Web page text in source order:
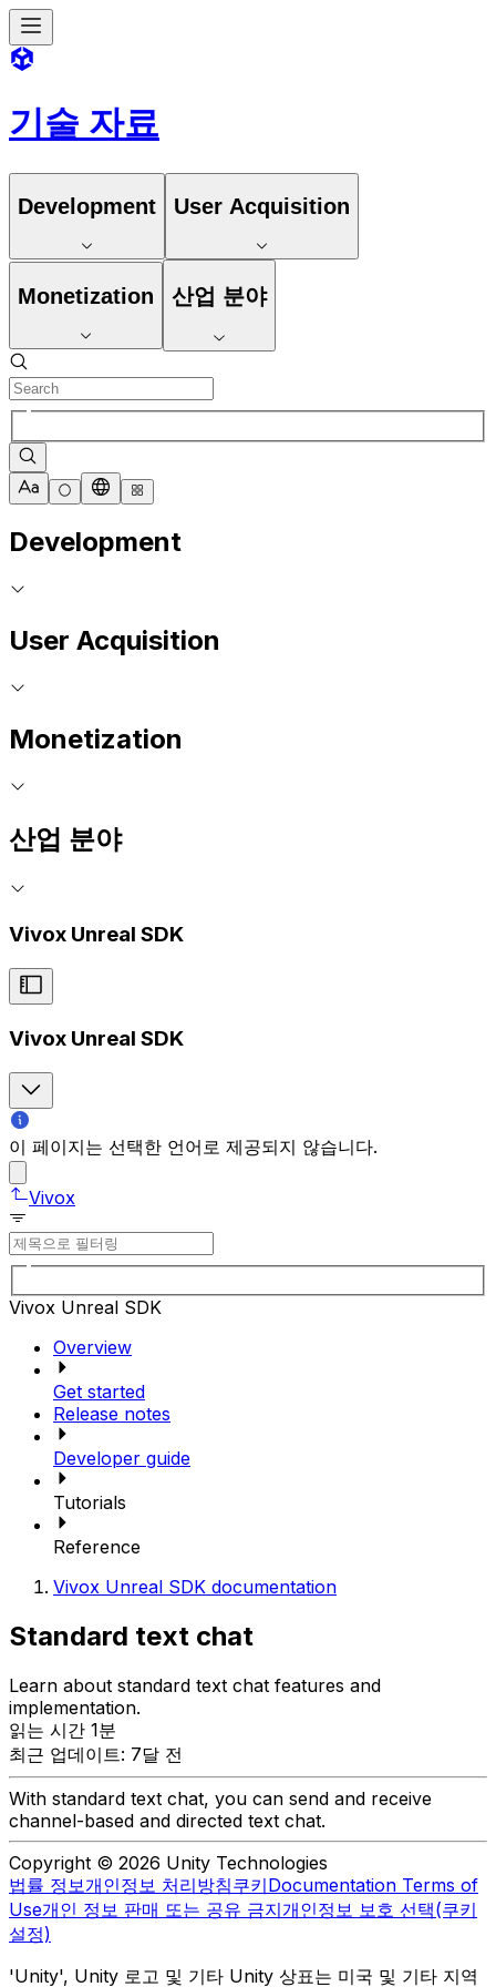
기술 자료
Development User Acquisition
Monetization 산업 분야
Development
User Acquisition
Monetization
산업 분야
Vivox Unreal SDK
Vivox Unreal SDK
이 페이지는 선택한 언어로 제공되지 않습니다.
Vivox
Vivox Unreal SDK
Overview
Get started
Release notes
Developer guide
Tutorials
Reference
Vivox Unreal SDK documentation
Standard text chat
Learn about standard text chat features and
implementation.
읽는 시간 1분
최근 업데이트: 7달 전
With standard text chat, you can send and receive
channel-based and directed text chat.
Copyright © 2026 Unity Technologies
법률 정보개인정보 처리방침쿠키Documentation Terms of
Use개인 정보 판매 또는 공유 금지개인정보 보호 선택(쿠키
설정)
'Unity', Unity 로고 및 기타 Unity 상표는 미국 및 기타 지역